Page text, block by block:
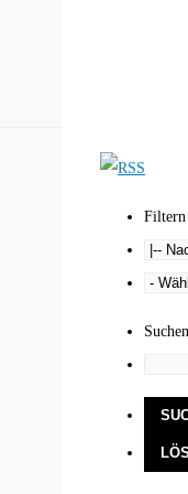
Filtern
Suchen